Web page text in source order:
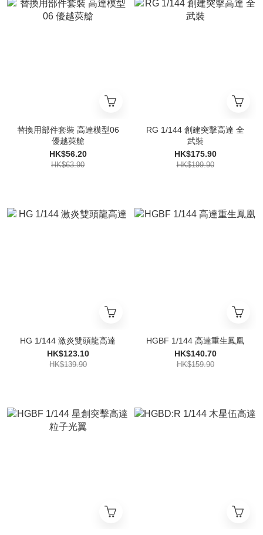
替換用部件套裝 高達模型06
優越莢艙
HK$56.20
HK$63.90
RG 1/144 創建突擊高達 全
武裝
HK$175.90
HK$199.90
HG 1/144 激炎雙頭龍高達
HK$123.10
HK$139.90
HGBF 1/144 高達重生鳳凰
HK$140.70
HK$159.90